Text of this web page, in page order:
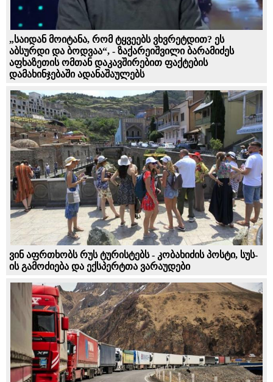
„საიდან მოიტანა, რომ ტყვეებს ვხვრეტდით? ეს
აბსურდი და ბოდვაა“, - ზაქარეიშვილი ბარამიძეს
აფხაზეთის ომთან დაკავშირებით ფაქტების
დამახინჯებაში ადანაშაულებს
ვინ აფრთხობს რუს ტურისტებს - კობახიძის პოსტი, სუს-
ის გამოძიება და ექსპერტთა ვარაუდები